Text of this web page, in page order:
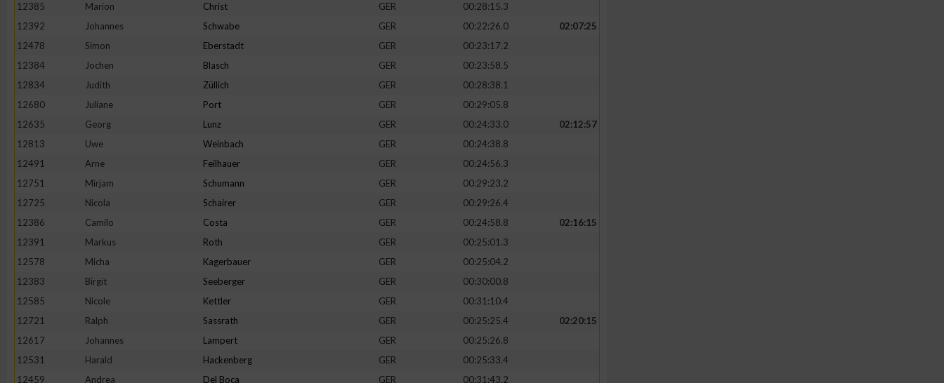
12385
Marion Christ GER
00:28:15.3
12392
Johannes Schwabe GER 00:22:26.0
02:07:25
12478
Simon Eberstadt GER
00:23:17.2
12384
Jochen Blasch GER
00:23:58.5
12834
Judith Züllich GER
00:28:38.1
12680
Juliane Port GER
00:29:05.8
12635
Georg Lunz GER 00:24:33.0
02:12:57
12813
Uwe Weinbach GER
00:24:38.8
12491
Arne Feilhauer GER
00:24:56.3
12751
Mirjam Schumann GER
00:29:23.2
12725
Nicola Schairer GER
00:29:26.4
12386
Camilo Costa GER 00:24:58.8
02:16:15
12391
Markus Roth GER
00:25:01.3
12578
Micha Kagerbauer GER
00:25:04.2
12383
Birgit Seeberger GER
00:30:00.8
12585
Nicole Kettler GER
00:31:10.4
12721
Ralph Sassrath GER 00:25:25.4
02:20:15
12617
Johannes Lampert GER
00:25:26.8
12531
Harald Hackenberg GER
00:25:33.4
12459
Andrea Del Boca GER
00:31:43.2